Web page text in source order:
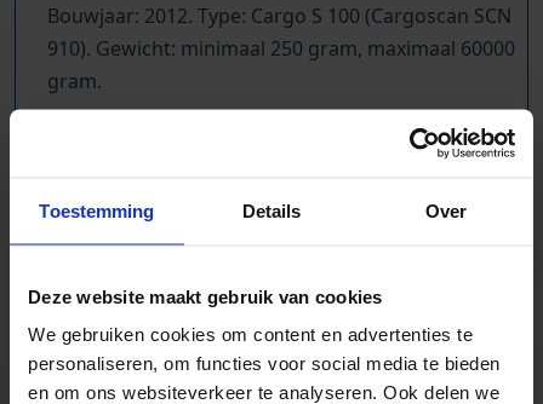
Toestemming Details Over
Deze website maakt gebruik van cookies
We gebruiken cookies om content en advertenties te
personaliseren, om functies voor social media te bieden
en om ons websiteverkeer te analyseren. Ook delen we
Bouwjaar: 2012. Type: Cargo S 100 (Cargoscan SCN
910). Gewicht: minimaal 250 gram, maximaal 60000
gram.
Duizenden lopende banden in voorraad
Voor pakjes & doosjes en voor stortgoed
Extreem veel lopende banden direct leverbaar